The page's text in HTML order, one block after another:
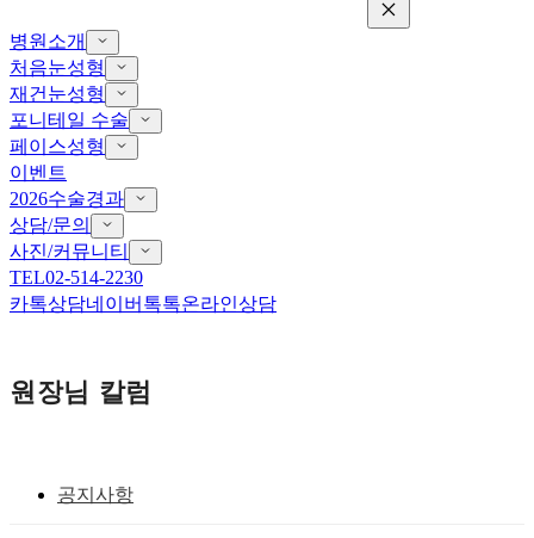
병원소개
처음눈성형
재건눈성형
포니테일 수술
페이스성형
이벤트
2026수술경과
상담/문의
사진/커뮤니티
TEL02-514-2230
카톡상담네이버톡톡온라인상담
원장님 칼럼
공지사항